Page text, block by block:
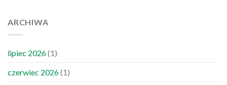
ARCHIWA
lipiec 2026(1)
czerwiec 2026(1)